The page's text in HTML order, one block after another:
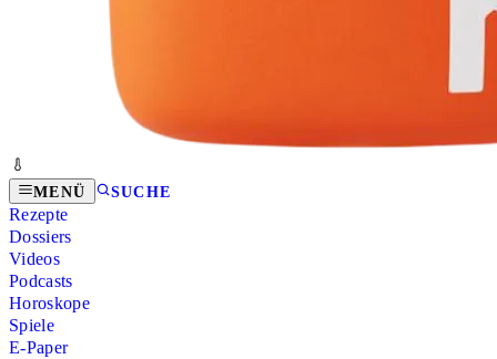
MENÜ SUCHE
Rezepte
Dossiers
Videos
Podcasts
Horoskope
Spiele
E-Paper